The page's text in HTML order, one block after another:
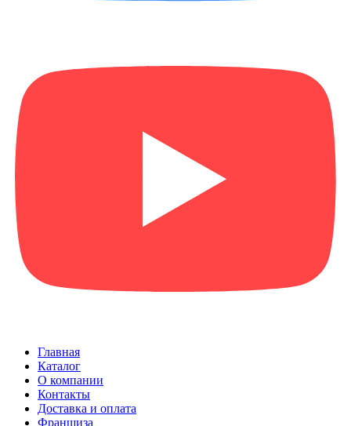
Главная
Каталог
О компании
Контакты
Доставка и оплата
Франшиза